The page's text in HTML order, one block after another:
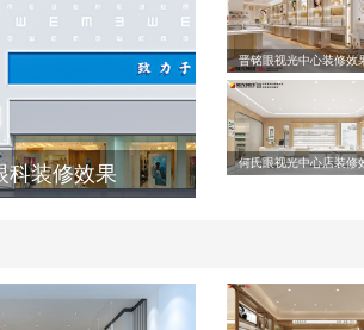
科装修效果
晋铭眼视光中心装修效
何氏眼视光中心店装修